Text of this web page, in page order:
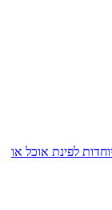
לפינת אוכל או